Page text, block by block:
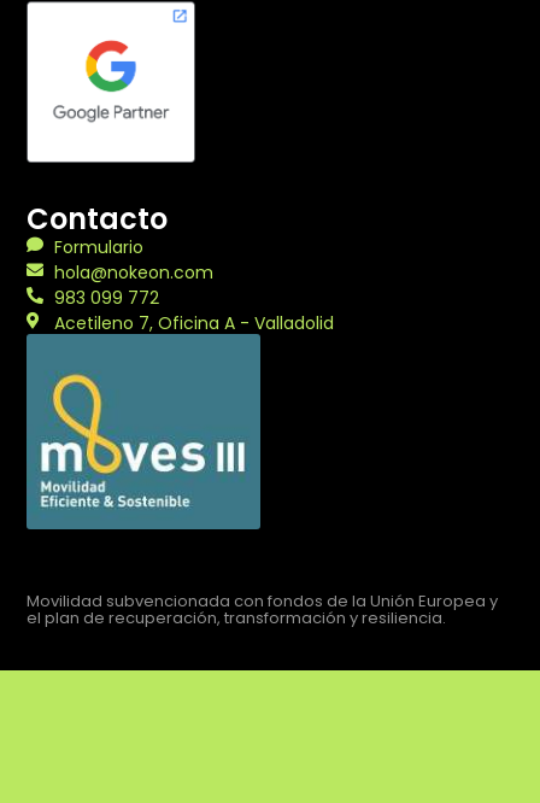
Contacto
Formulario
hola@nokeon.com
983 099 772
Acetileno 7, Oficina A - Valladolid
Movilidad subvencionada con fondos de la Unión Europea y
el plan de recuperación, transformación y resiliencia.